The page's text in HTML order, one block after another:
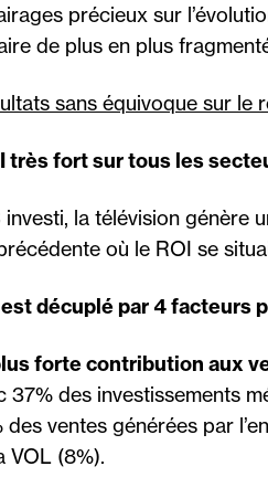
précieux sur
de plus en plus
sans équivoque sur le
très fort sur tous les
investi, la télévision génère
où le ROI se
est décuplé par 4 facteurs
forte contribution aux
37% des investissements
des ventes générées par
VOL (8%).